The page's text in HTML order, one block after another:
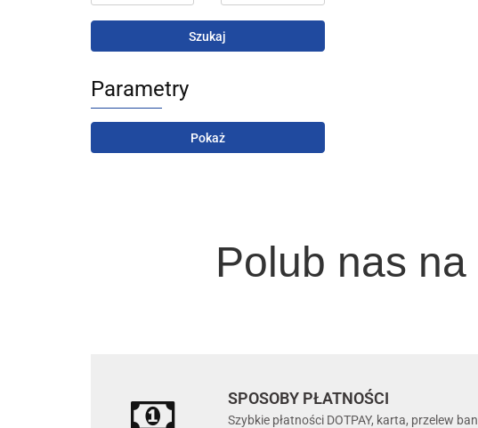
Szukaj
Parametry
Pokaż
Polub nas
SPOSOBY PŁATNOŚCI
Szybkie płatności DOTPAY, karta, przelew